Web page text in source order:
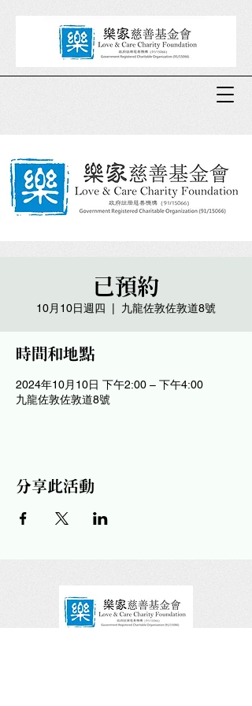
已預約
10月10日週四 九龍佐敦佐敦道8號
時間和地點
2024年10月10日 下午2:00 – 下午4:00
九龍佐敦佐敦道8號
分享此活動